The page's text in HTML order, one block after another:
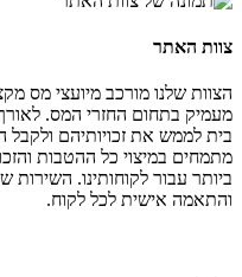
צוות האתר
הצוות שלנו מורכב מיועצי מס
מעמיק בתחום החזרי המס.
בית לממש את זכויותיהם ולקבל
מתמחים במיצוי כל ההטבות
ביותר עבור לקוחותינו.
והתאמה אישית לכל לקוח.